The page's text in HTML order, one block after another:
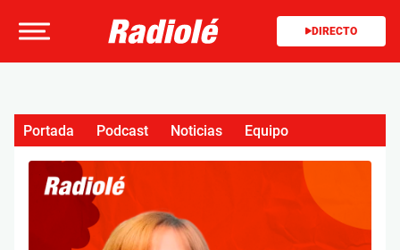
DIRECTO
Portada Podcast Noticias Equipo